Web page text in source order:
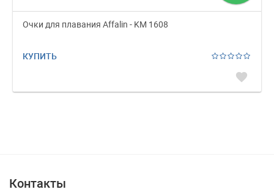
Очки для плавания Affalin - KM 1608
КУПИТЬ
favorite
Контакты